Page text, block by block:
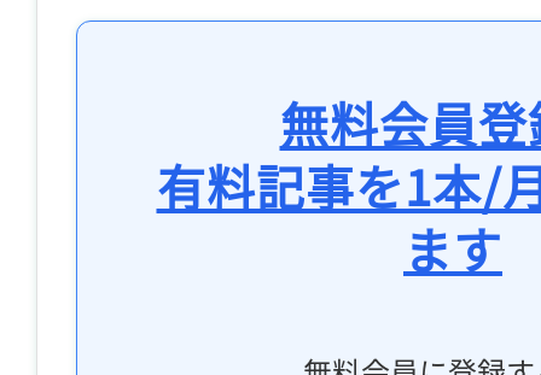
無料会員
有料記事を1本/
ます